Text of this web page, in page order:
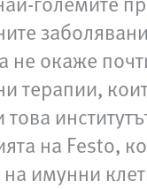
окаже
терапии,
на Festo,
имунни